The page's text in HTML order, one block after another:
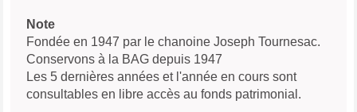
Note
Fondée en 1947 par le chanoine Joseph Tournesac.
Conservons à la BAG depuis 1947
Les 5 dernières années et l'année en cours sont
consultables en libre accès au fonds patrimonial.